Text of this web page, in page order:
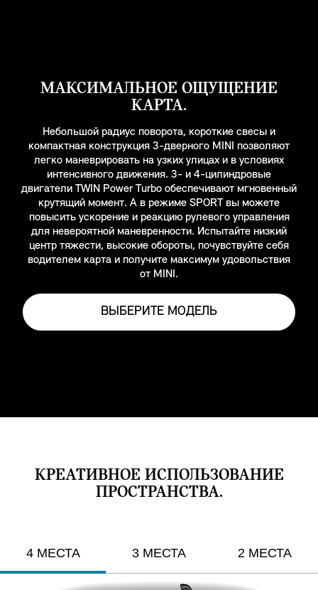
МАКСИМАЛЬНОЕ ОЩУЩЕНИЕ
КАРТА.
Небольшой радиус поворота, короткие свесы и
компактная конструкция 3-дверного MINI позволяют
легко маневрировать на узких улицах и в условиях
интенсивного движения. 3- и 4-цилиндровые
двигатели TWIN Power Turbo обеспечивают мгновенный
крутящий момент. А в режиме SPORT вы можете
повысить ускорение и реакцию рулевого управления
для невероятной маневренности. Испытайте низкий
центр тяжести, высокие обороты, почувствуйте себя
водителем карта и получите максимум удовольствия
от MINI.
ВЫБЕРИТЕ МОДЕЛЬ
КРЕАТИВНОЕ ИСПОЛЬЗОВАНИЕ
ПРОСТРАНСТВА.
4 МЕСТА 3 МЕСТА 2 МЕСТА